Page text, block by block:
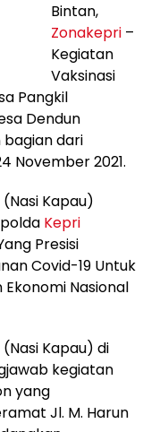
Bintan,
Zonakepri –
Kegiatan
Vaksinasi
Pangkil
Dendun
dari
November 2021.
Kapau)
Kepri
Presisi
Covid-19 Untuk
Nasional
Kapau) di
kegiatan
yang
Jl. M. Harun